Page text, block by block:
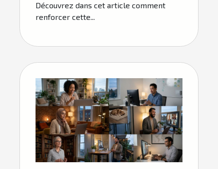
Découvrez dans cet article comment
renforcer cette...